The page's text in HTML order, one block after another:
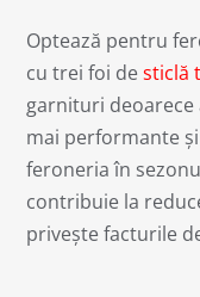
Optează pentru
cu trei foi desticlă
garnituri deoarece
mai performante
feroneria în
contribuie la
privește facturile